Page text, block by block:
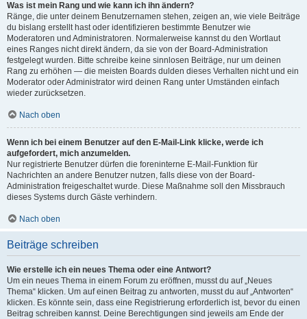
Was ist mein Rang und wie kann ich ihn ändern?
Ränge, die unter deinem Benutzernamen stehen, zeigen an, wie viele Beiträge
du bislang erstellt hast oder identifizieren bestimmte Benutzer wie
Moderatoren und Administratoren. Normalerweise kannst du den Wortlaut
eines Ranges nicht direkt ändern, da sie von der Board-Administration
festgelegt wurden. Bitte schreibe keine sinnlosen Beiträge, nur um deinen
Rang zu erhöhen — die meisten Boards dulden dieses Verhalten nicht und ein
Moderator oder Administrator wird deinen Rang unter Umständen einfach
wieder zurücksetzen.
Nach oben
Wenn ich bei einem Benutzer auf den E-Mail-Link klicke, werde ich
aufgefordert, mich anzumelden.
Nur registrierte Benutzer dürfen die foreninterne E-Mail-Funktion für
Nachrichten an andere Benutzer nutzen, falls diese von der Board-
Administration freigeschaltet wurde. Diese Maßnahme soll den Missbrauch
dieses Systems durch Gäste verhindern.
Nach oben
Beiträge schreiben
Wie erstelle ich ein neues Thema oder eine Antwort?
Um ein neues Thema in einem Forum zu eröffnen, musst du auf „Neues
Thema“ klicken. Um auf einen Beitrag zu antworten, musst du auf „Antworten“
klicken. Es könnte sein, dass eine Registrierung erforderlich ist, bevor du einen
Beitrag schreiben kannst. Deine Berechtigungen sind jeweils am Ende der